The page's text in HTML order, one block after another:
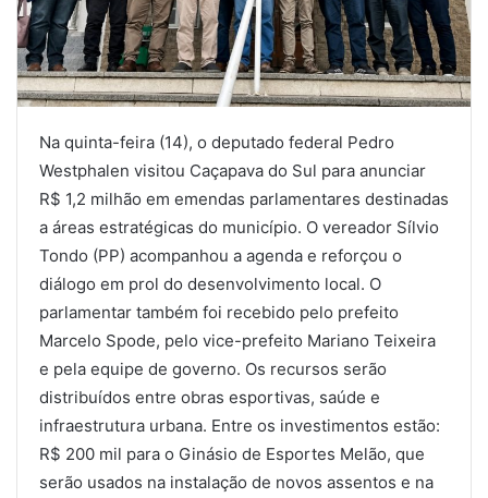
Na quinta-feira (14), o deputado federal Pedro
Westphalen visitou Caçapava do Sul para anunciar
R$ 1,2 milhão em emendas parlamentares destinadas
a áreas estratégicas do município. O vereador Sílvio
Tondo (PP) acompanhou a agenda e reforçou o
diálogo em prol do desenvolvimento local. O
parlamentar também foi recebido pelo prefeito
Marcelo Spode, pelo vice-prefeito Mariano Teixeira
e pela equipe de governo. Os recursos serão
distribuídos entre obras esportivas, saúde e
infraestrutura urbana. Entre os investimentos estão:
R$ 200 mil para o Ginásio de Esportes Melão, que
serão usados na instalação de novos assentos e na